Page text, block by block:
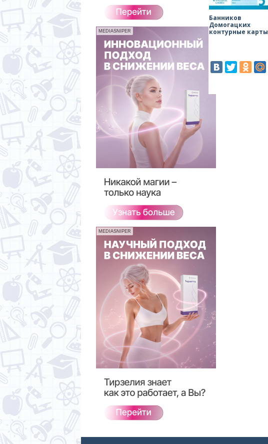
MEDIASNIPER
MEDIASNIPER
Банников
Домогацких
контурные карты